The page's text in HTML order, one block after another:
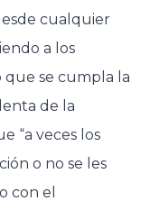
cualquier
a los
que se cumpla la
de la
“a veces los
o no se les
con el